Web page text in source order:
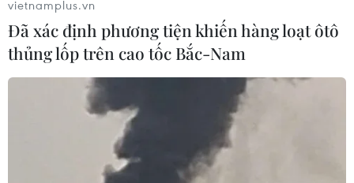
Bộ Y tế: WHO chưa có cảnh báo mới với
COVID-19 trên toàn cầu
Theo Bộ Y tế, SARS-CoV-2 vẫn tiếp tục sự lưu hành và
vietnamplus.vn
Đã xác định phương tiện khiến hàng loạt ôtô
thủng lốp trên cao tốc Bắc-Nam